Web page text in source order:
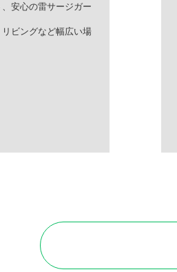
安心の雷サージガー
ビングなど幅広い場